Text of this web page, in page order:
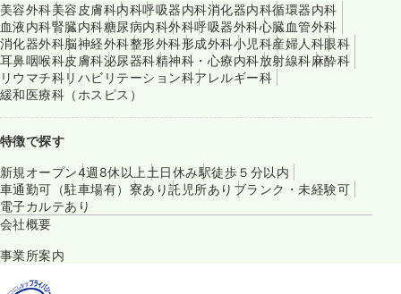
美容外科美容皮膚科内科呼吸器内科消化器内科循環器内科
血液内科腎臓内科糖尿病内科外科呼吸器外科心臓血管外科
消化器外科脳神経外科整形外科形成外科小児科産婦人科眼科
耳鼻咽喉科皮膚科泌尿器科精神科・心療内科放射線科麻酔科
リウマチ科リハビリテーション科アレルギー科
緩和医療科（ホスピス）
特徴で探す
新規オープン4週8休以上 土日休み駅徒歩５分以内
車通勤可（駐車場有） 寮あり託児所あり ブランク・未経験可
電子カルテあり
会社概要
事業所案内